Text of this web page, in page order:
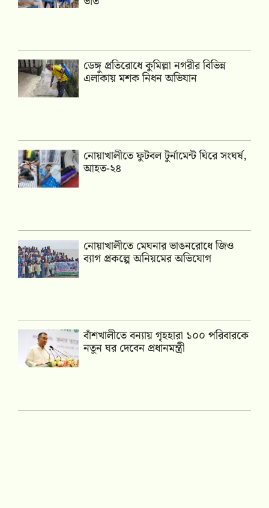
ডেঙ্গু প্রতিরোধে কুমিল্লা নগরীর বিভিন্ন
এলাকায় মশক নিধন অভিযান
নোয়াখালীতে ফুটবল টুর্নামেন্ট ঘিরে সংঘর্ষ,
আহত-২৪
নোয়াখালীতে মেঘনার ভাঙনরোধে জিও
ব্যাগ প্রকল্পে অনিয়মের অভিযোগ
বাঁশখালীতে বন্যায় গৃহহারা ১০০ পরিবারকে
নতুন ঘর দেবেন প্রধানমন্ত্রী